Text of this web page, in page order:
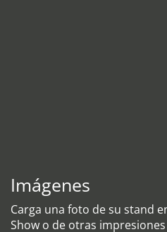
Imágenes
Carga una foto de su stand
Show o de otras